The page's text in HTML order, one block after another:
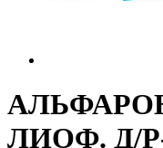
ЛИОФ. Д/